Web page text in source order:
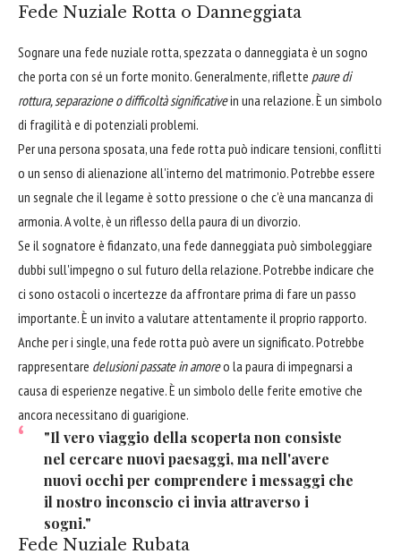
Fede Nuziale Rotta o Danneggiata
Sognare una fede nuziale rotta, spezzata o danneggiata è un sogno
che porta con sé un forte monito. Generalmente, riflette paure di
rottura, separazione o difficoltà significativein una relazione. È un simbolo
di fragilità e di potenziali problemi.
Per una persona sposata, una fede rotta può indicare tensioni, conflitti
o un senso di alienazione all'interno del matrimonio. Potrebbe essere
un segnale che il legame è sotto pressione o che c'è una mancanza di
armonia. A volte, è un riflesso della paura di un divorzio.
Se il sognatore è fidanzato, una fede danneggiata può simboleggiare
dubbi sull'impegno o sul futuro della relazione. Potrebbe indicare che
ci sono ostacoli o incertezze da affrontare prima di fare un passo
importante. È un invito a valutare attentamente il proprio rapporto.
Anche per i single, una fede rotta può avere un significato. Potrebbe
rappresentare delusioni passate in amoreo la paura di impegnarsi a
causa di esperienze negative. È un simbolo delle ferite emotive che
ancora necessitano di guarigione.
"Il vero viaggio della scoperta non consiste
nel cercare nuovi paesaggi, ma nell'avere
nuovi occhi per comprendere i messaggi che
il nostro inconscio ci invia attraverso i
sogni."
Fede Nuziale Rubata